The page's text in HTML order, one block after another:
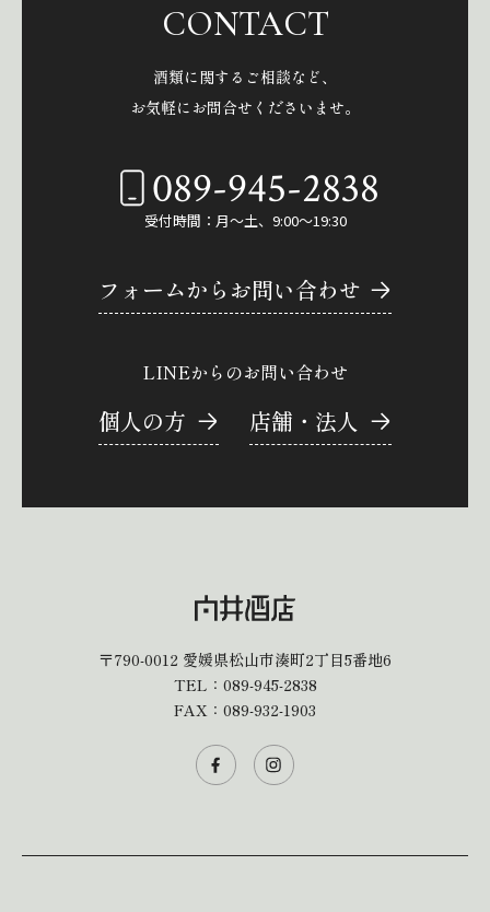
CONTACT
酒類に関するご相談など、
お気軽にお問合せくださいませ。
089-945-2838
受付時間：月～土、9:00～19:30
フォームからお問い合わせ
LINEからのお問い合わせ
個人の方 店舗・法人
〒790-0012 愛媛県松山市湊町2丁目5番地6
TEL： 089-945-2838
FAX：089-932-1903